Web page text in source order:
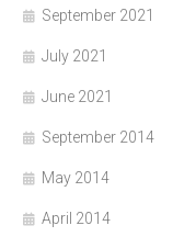
September 2021
July 2021
June 2021
September 2014
May 2014
April 2014